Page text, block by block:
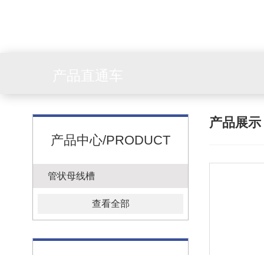
产品中心/PRODUCT
管状母线槽
查看全部
产品展示